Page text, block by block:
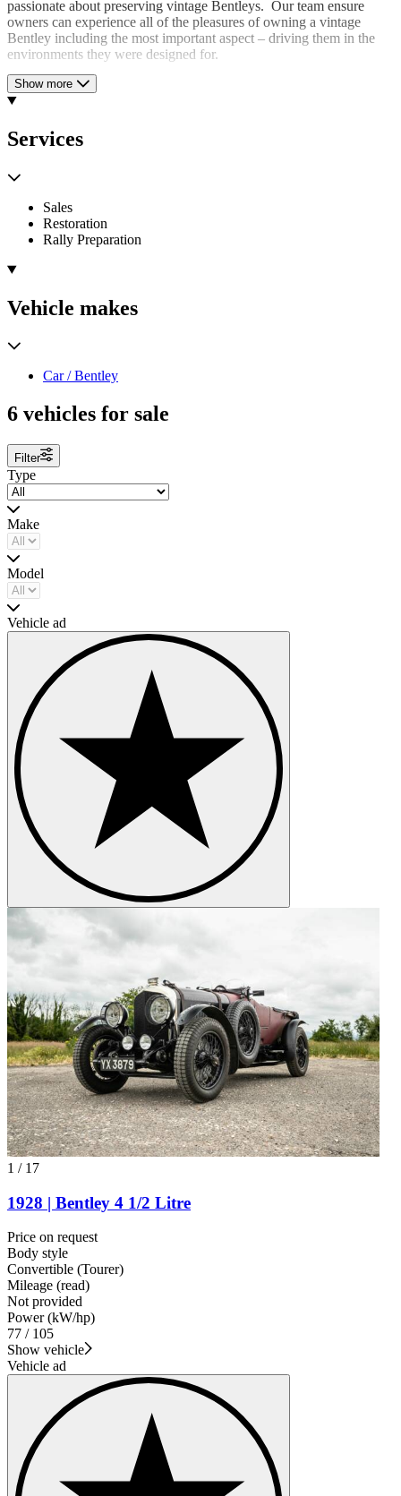
passionate about preserving vintage Bentleys. Our team ensure
owners can experience all of the pleasures of owning a vintage
Bentley including the most important aspect – driving them in the
environments they were designed for.
We are proud to have sourced and sold some of the greatest Vintage
Bentleys ever built. We enjoy the blend of history and raw power
found to highly modified race cars. Uniquely, the Bentley marque
has – for decades – offered something for everyone’s style and
Show more
Services
Sales
Restoration
Rally Preparation
Vehicle makes
Car / Bentley
6 vehicles for sale
Filter
Type
Make
Model
Vehicle ad
1 / 17
1928 | Bentley 4 1/2 Litre
Price on request
Body style
Convertible (Tourer)
Mileage (read)
Not provided
Power (kW/hp)
77 / 105
Show vehicle
Vehicle ad